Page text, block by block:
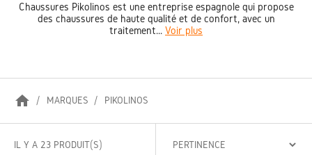
Chaussures Pikolinos est une entreprise espagnole qui propose
des chaussures de haute qualité et de confort, avec un
traitement... Voir plus
home MARQUES PIKOLINOS
IL Y A 23 PRODUIT(S)